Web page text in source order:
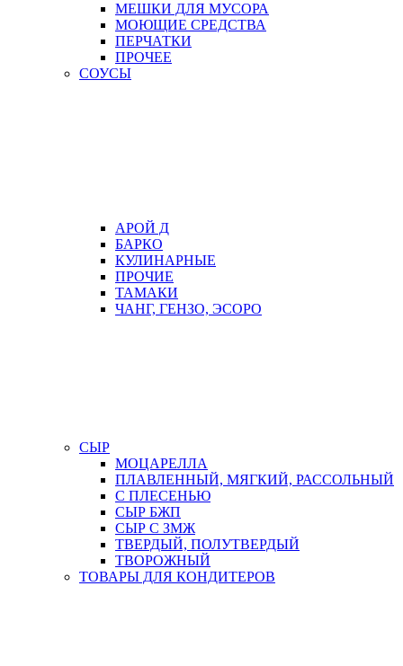
МЕШКИ ДЛЯ МУСОРА
МОЮЩИЕ СРЕДСТВА
ПЕРЧАТКИ
ПРОЧЕЕ
СОУСЫ
АРОЙ Д
БАРКО
КУЛИНАРНЫЕ
ПРОЧИЕ
ТАМАКИ
ЧАНГ, ГЕНЗО, ЭСОРО
СЫР
МОЦАРЕЛЛА
ПЛАВЛЕННЫЙ, МЯГКИЙ, РАССОЛЬНЫЙ
С ПЛЕСЕНЬЮ
СЫР БЖП
СЫР С ЗМЖ
ТВЕРДЫЙ, ПОЛУТВЕРДЫЙ
ТВОРОЖНЫЙ
ТОВАРЫ ДЛЯ КОНДИТЕРОВ